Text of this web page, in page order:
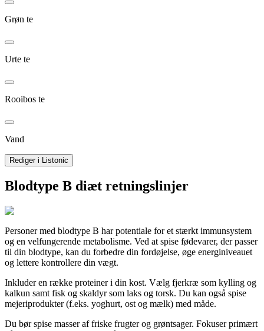
Grøn te
Urte te
Rooibos te
Vand
Rediger i Listonic
Blodtype B diæt retningslinjer
Personer med blodtype B har potentiale for et stærkt immunsystem
og en velfungerende metabolisme. Ved at spise fødevarer, der passer
til din blodtype, kan du forbedre din fordøjelse, øge energiniveauet
og lettere kontrollere din vægt.
Inkluder en række proteiner i din kost. Vælg fjerkræ som kylling og
kalkun samt fisk og skaldyr som laks og torsk. Du kan også spise
mejeriprodukter (f.eks. yoghurt, ost og mælk) med måde.
Du bør spise masser af friske frugter og grøntsager. Fokuser primært